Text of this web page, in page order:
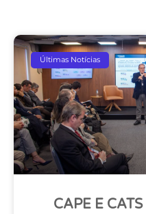
Últimas Notícias
CAPE E